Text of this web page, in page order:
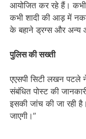
आयोजित कर रहे हैं। कभी
कभी शादी की आड़ में
के बहाने ड्रग्स और अन्य
पुलिस की सख्ती
एएसपी सिटी लखन पटले
संबंधित पोस्ट की
इसकी जांच की जा रही है।
जाएगी।”